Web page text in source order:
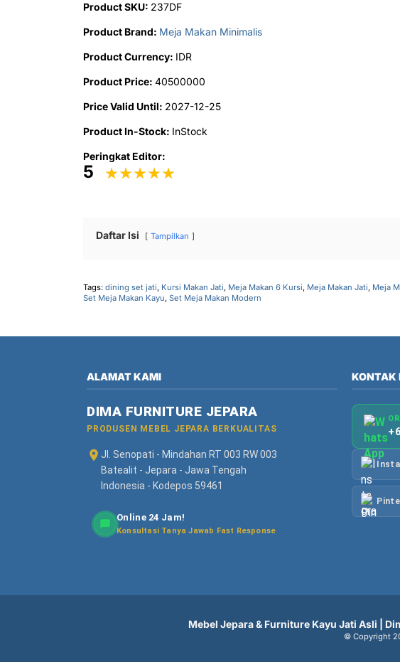
Product SKU: 237DF
Product Brand: Meja Makan Minimalis
Product Currency: IDR
Product Price: 40500000
Price Valid Until: 2027-12-25
Product In-Stock: InStock
Peringkat Editor:
5
Daftar Isi Tampilkan
Tags: dining set jati, Kursi Makan Jati, Meja Makan 6 Kursi, Meja Makan Jati, Meja
Set Meja Makan Kayu, Set Meja Makan Modern
ALAMAT KAMI
DIMA FURNITURE JEPARA
PRODUSEN MEBEL JEPARA BERKUALITAS
Jl. Senopati - Mindahan RT 003 RW 003
Batealit - Jepara - Jawa Tengah
Indonesia - Kodepos 59461
Online 24 Jam!
Konsultasi Tanya Jawab Fast Response
KONTAK
Mebel Jepara & Furniture Kayu Jati Asli |
© Copyright